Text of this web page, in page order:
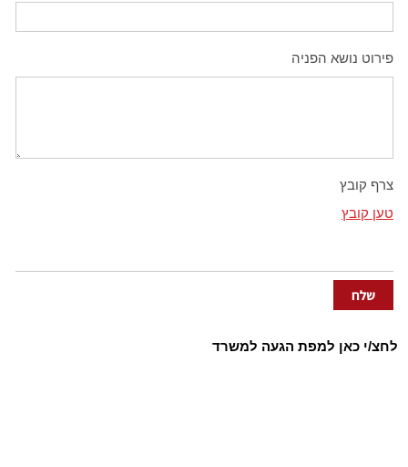
פירוט נושא הפניה
צרף קובץ
טען קובץ
לחצ/י כאן למפת הגעה למשרד